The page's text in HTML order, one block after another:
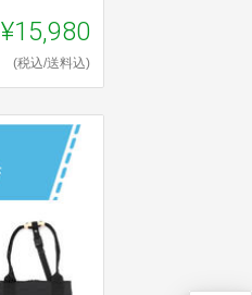
¥15,980
(税込/送料込)